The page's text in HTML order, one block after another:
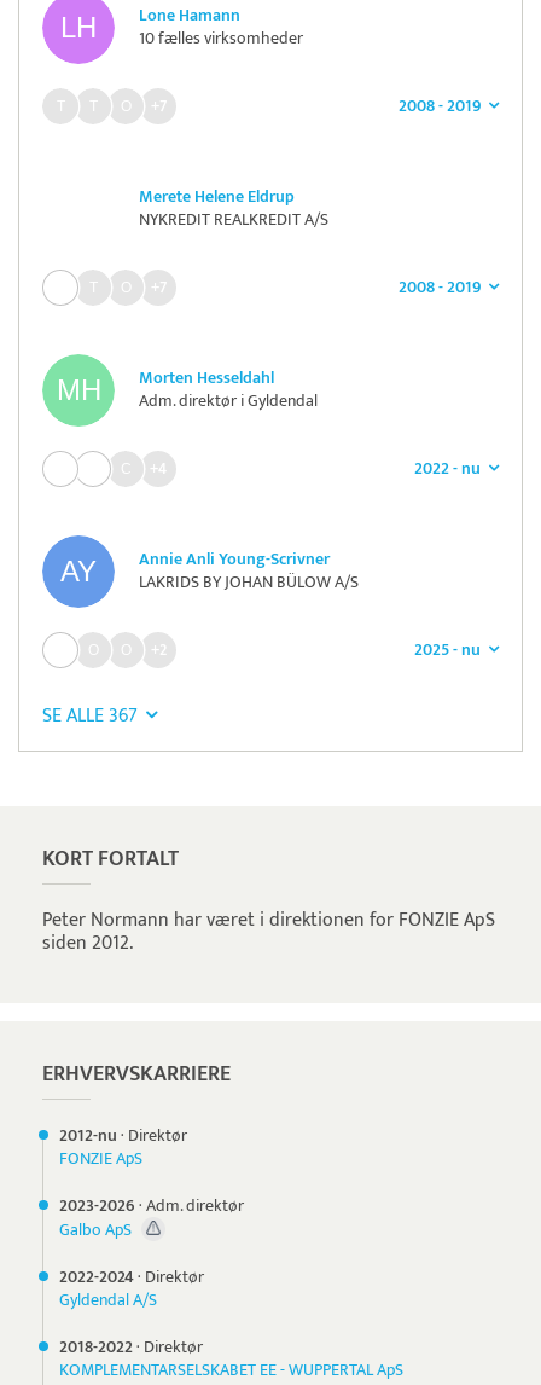
Lone Hamann
10 fælles virksomheder
2008 - 2019
+7
Merete Helene Eldrup
NYKREDIT REALKREDIT A/S
2008 - 2019
+7
Morten Hesseldahl
Adm. direktør i Gyldendal
2022 - nu
+4
Annie Anli Young-Scrivner
LAKRIDS BY JOHAN BÜLOW A/S
2025 - nu
+2
SE ALLE 367
KORT FORTALT
Peter Normann har været i direktionen for FONZIE ApS
siden 2012.
ERHVERVSKARRIERE
2012-nu· Direktør
FONZIE ApS
2023-2026·Adm. direktør
Galbo ApS
2022-2024· Direktør
Gyldendal A/S
2018-2022· Direktør
KOMPLEMENTARSELSKABET EE - WUPPERTAL ApS